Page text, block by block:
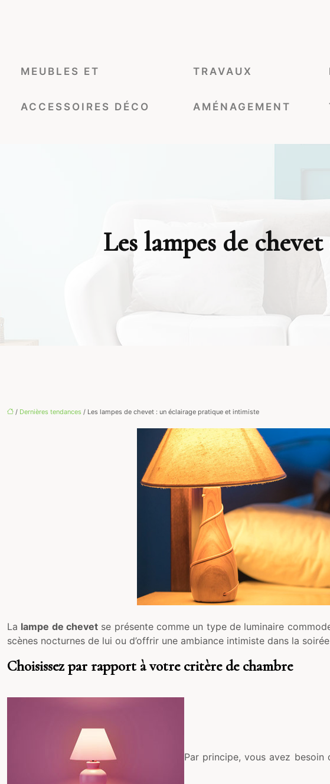
MEUBLES ET
ACCESSOIRES DÉCO
TRAVAUX
AMÉNAGEMENT
Les lampes de
/ Dernières tendances / Les lampes de chevet : un éclairage pratique et intimiste
La lampe de chevet se présente comme un type de luminaire
scènes nocturnes de lui ou d’offrir une ambiance intimiste dans la
Choisissez par rapport à votre critère de chambre
Par principe, vous avez besoin